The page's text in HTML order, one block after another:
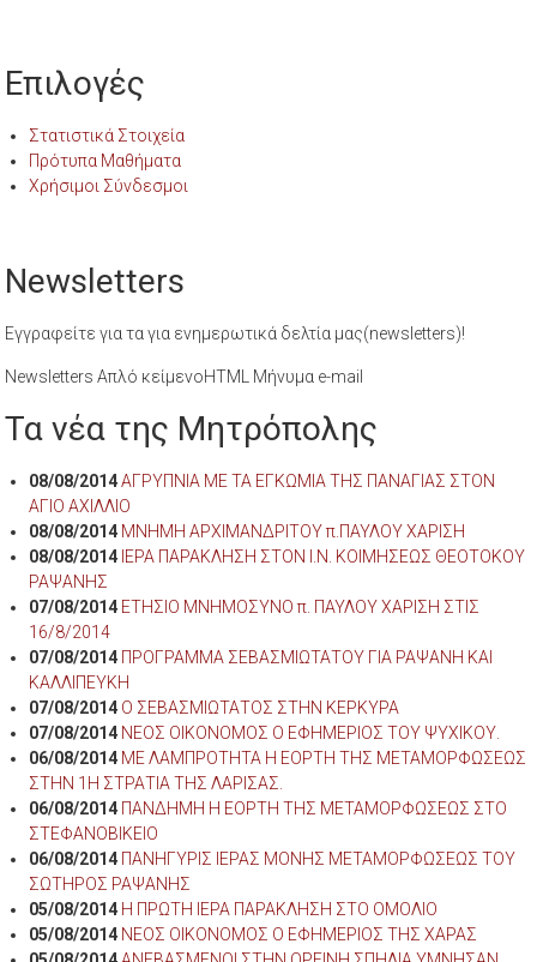
Επιλογές
Στατιστικά Στοιχεία
Πρότυπα Μαθήματα
Χρήσιμοι Σύνδεσμοι
Newsletters
Εγγραφείτε για τα για ενημερωτικά δελτία μας(newsletters)!
Newsletters Απλό κείμενοHTML Μήνυμα e-mail
Τα νέα της Μητρόπολης
08/08/2014 ΑΓΡΥΠΝΙΑ ΜΕ ΤΑ ΕΓΚΩΜΙΑ ΤΗΣ ΠΑΝΑΓΙΑΣ ΣΤΟΝ
ΑΓΙΟ ΑΧΙΛΛΙΟ
08/08/2014 ΜΝΗΜΗ ΑΡΧΙΜΑΝΔΡΙΤΟΥ π.ΠΑΥΛΟΥ ΧΑΡΙΣΗ
08/08/2014 ΙΕΡΑ ΠΑΡΑΚΛΗΣΗ ΣΤΟΝ Ι.Ν. ΚΟΙΜΗΣΕΩΣ ΘΕΟΤΟΚΟΥ
ΡΑΨΑΝΗΣ
07/08/2014 ΕΤΗΣΙΟ ΜΝΗΜΟΣΥΝΟ π. ΠΑΥΛΟΥ ΧΑΡΙΣΗ ΣΤΙΣ
16/8/2014
07/08/2014 ΠΡΟΓΡΑΜΜΑ ΣΕΒΑΣΜΙΩΤΑΤΟΥ ΓΙΑ ΡΑΨΑΝΗ ΚΑΙ
ΚΑΛΛΙΠΕΥΚΗ
07/08/2014 Ο ΣΕΒΑΣΜΙΩΤΑΤΟΣ ΣΤΗΝ ΚΕΡΚΥΡΑ
07/08/2014 ΝΕΟΣ ΟΙΚΟΝΟΜΟΣ Ο ΕΦΗΜΕΡΙΟΣ ΤΟΥ ΨΥΧΙΚΟΥ.
06/08/2014 ΜΕ ΛΑΜΠΡΟΤΗΤΑ Η ΕΟΡΤΗ ΤΗΣ ΜΕΤΑΜΟΡΦΩΣΕΩΣ
ΣΤΗΝ 1Η ΣΤΡΑΤΙΑ ΤΗΣ ΛΑΡΙΣΑΣ.
06/08/2014 ΠΑΝΔΗΜΗ Η ΕΟΡΤΗ ΤΗΣ ΜΕΤΑΜΟΡΦΩΣΕΩΣ ΣΤΟ
ΣΤΕΦΑΝΟΒΙΚΕΙΟ
06/08/2014 ΠΑΝΗΓΥΡΙΣ ΙΕΡΑΣ ΜΟΝΗΣ ΜΕΤΑΜΟΡΦΩΣΕΩΣ ΤΟΥ
ΣΩΤΗΡΟΣ ΡΑΨΑΝΗΣ
05/08/2014 Η ΠΡΩΤΗ ΙΕΡΑ ΠΑΡΑΚΛΗΣΗ ΣΤΟ ΟΜΟΛΙΟ
05/08/2014 ΝΕΟΣ ΟΙΚΟΝΟΜΟΣ Ο ΕΦΗΜΕΡΙΟΣ ΤΗΣ ΧΑΡΑΣ